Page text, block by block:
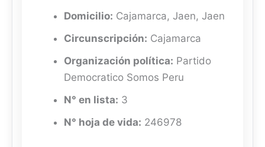
Domicilio: Cajamarca, Jaen, Jaen
Circunscripción: Cajamarca
Organización política: Partido
Democratico Somos Peru
N° en lista: 3
N° hoja de vida: 246978